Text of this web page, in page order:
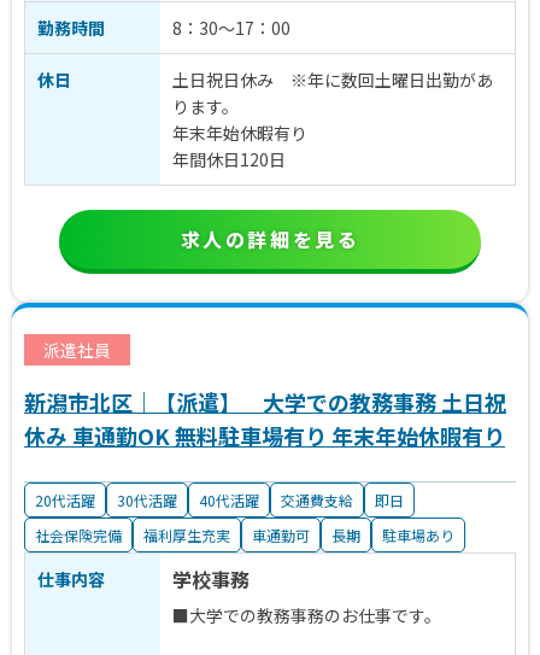
勤務時間 8：30～17：00
休日
土日祝日休み ※年に数回土曜日出勤があ
ります。
年末年始休暇有り
年間休日120日
求人の詳細を見る
派遣社員
新潟市北区｜【派遣】 大学での教務事務 土日祝
休み 車通勤OK 無料駐車場有り 年末年始休暇有り
20代活躍 30代活躍 40代活躍 交通費支給
即日
社会保険完備
福利厚生充実 車通勤可 長期 駐車場あり
仕事内容 学校事務
■大学での教務事務のお仕事です。